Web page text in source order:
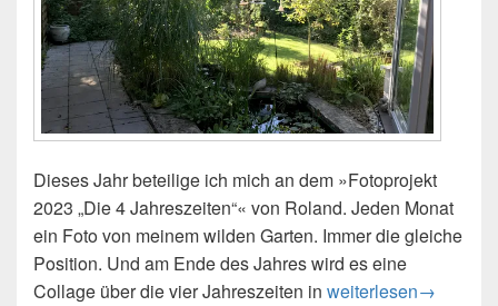
Dieses Jahr beteilige ich mich an dem »Fotoprojekt
2023 „Die 4 Jahreszeiten“« von Roland. Jeden Monat
ein Foto von meinem wilden Garten. Immer die gleiche
Position. Und am Ende des Jahres wird es eine
Collage über die vier Jahreszeiten in Fotoprojekt 2023 –
weiterlesen→